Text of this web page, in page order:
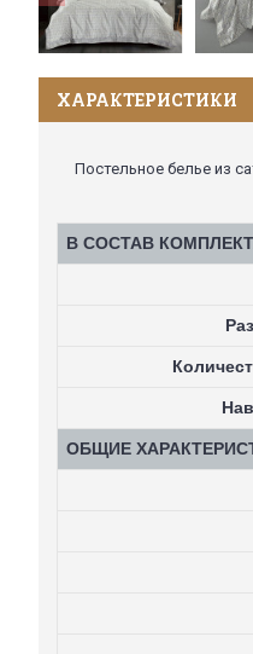
ХАРАКТЕРИСТИКИ
Постельное белье из
В СОСТАВ
ОБЩИЕ